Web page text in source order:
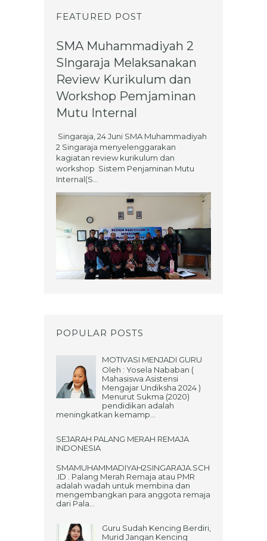
FEATURED POST
SMA Muhammadiyah 2
SIngaraja Melaksanakan
Review Kurikulum dan
Workshop Pemjaminan
Mutu Internal
Singaraja, 24 Juni SMA Muhammadiyah
2 Singaraja menyelenggarakan
kagiatan review kurikulum dan
workshop Sistem Penjaminan Mutu
Internal(S...
POPULAR POSTS
MOTIVASI MENJADI GURU
Oleh : Yosela Nababan (
Mahasiswa Asistensi
Mengajar Undiksha 2024 )
Menurut Sukma (2020)
pendidikan adalah
meningkatkan kemamp...
SEJARAH PALANG MERAH REMAJA
INDONESIA
SMAMUHAMMADIYAH2SINGARAJA.SCH
.ID . Palang Merah Remaja atau PMR
adalah wadah untuk membina dan
mengembangkan para anggota remaja
dari Pala...
Guru Sudah Kencing Berdiri,
Murid Jangan Kencing